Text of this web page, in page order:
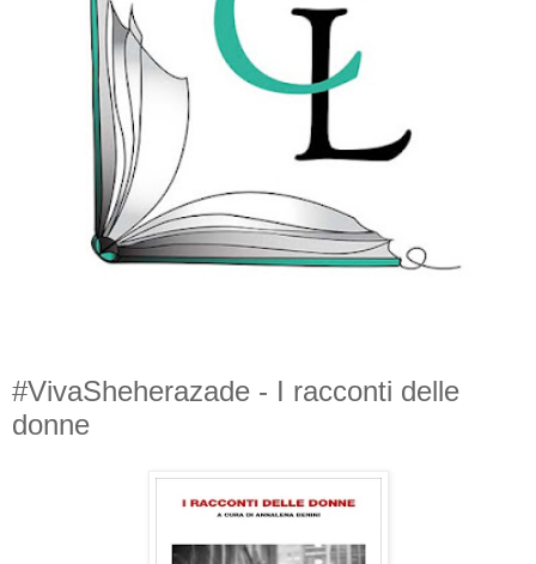
#VivaSheherazade - I racconti delle
donne